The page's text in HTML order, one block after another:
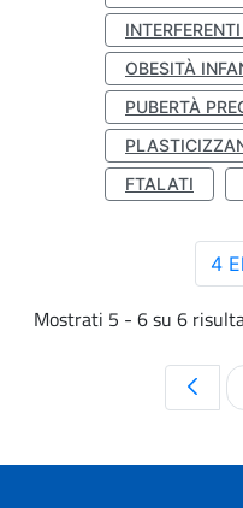
OBESITÀ
PUBERTÀ
FTALATI
4
Mostrati 5 - 6 su 6